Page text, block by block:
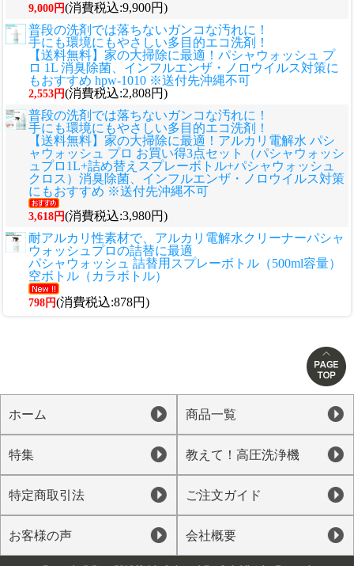
9,000円(消費税込:9,900円)
普段の洗剤では落ちないガンコな汚れに！
手にも環境にもやさしい多目的エコ洗剤！
【送料無料】家の大掃除に最適！パシャウォッシュ プ
ロ 1L 消臭除菌、インフルエンザ・ノロウイルス対策に
もおすすめ hpw-1010 ※送付先沖縄不可
2,553円(消費税込:2,808円)
普段の洗剤では落ちないガンコな汚れに！
手にも環境にもやさしい多目的エコ洗剤！
【送料無料】家の大掃除に最適！アルカリ電解水 パシ
ャウォッシュ プロ お買い得3点セット（パシャウォッシ
ュプロ1L+詰め替えスプレーボトル+パシャウォッシュ
クロス）消臭除菌、インフルエンザ・ノロウイルス対策
にもおすすめ ※送付先沖縄不可
3,618円(消費税込:3,980円)
耐アルカリ性素材で、アルカリ電解水クリーナーパシャ
ウォッシュプロの詰替に最適
パシャウォッシュ 詰替用スプレーボトル（500ml容量）
空ボトル（カラボトル）
798円(消費税込:878円)
ホーム 商品一覧
特集 教えて！高圧洗浄機
特定商取引法 ご注文ガイド
お客様の声 会社概要